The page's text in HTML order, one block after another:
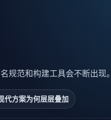
规范和构建工具会不断出现。
代方案为何层层叠加